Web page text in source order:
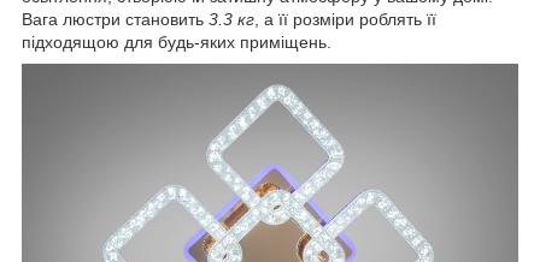
Вага люстри становить 3.3 кг , а її розміри роблять її
підходящою для будь-яких приміщень.